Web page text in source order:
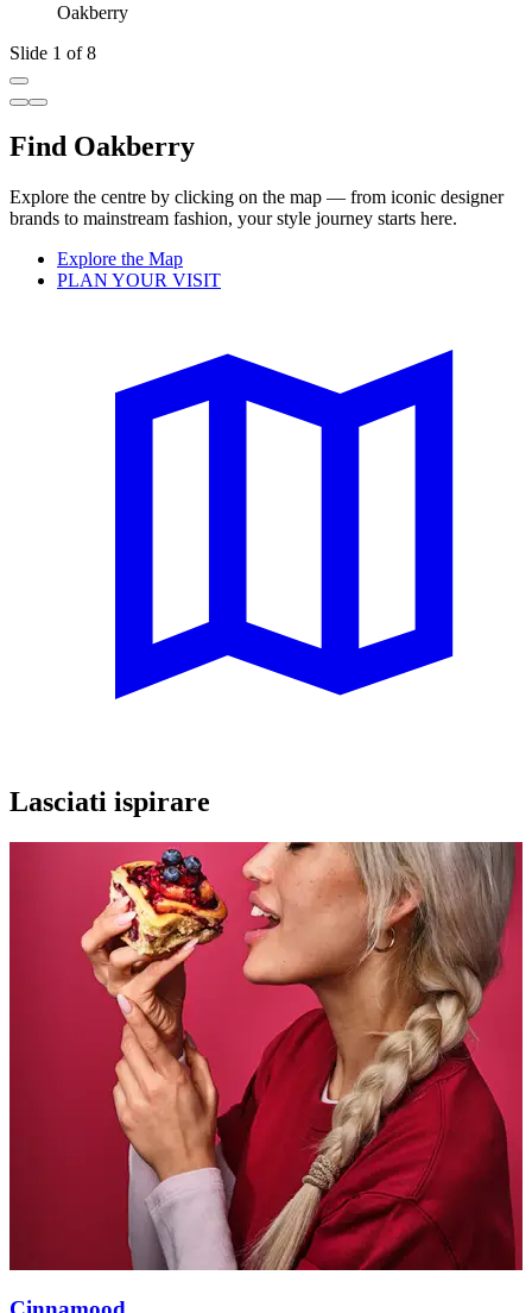
Oakberry
Slide 1 of 8
Find Oakberry
Explore the centre by clicking on the map — from iconic designer
brands to mainstream fashion, your style journey starts here.
Explore the Map
PLAN YOUR VISIT
Lasciati ispirare